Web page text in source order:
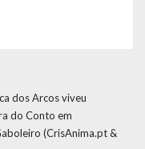
dos Arcos viveu
do Conto em
(CrisAnima.pt &